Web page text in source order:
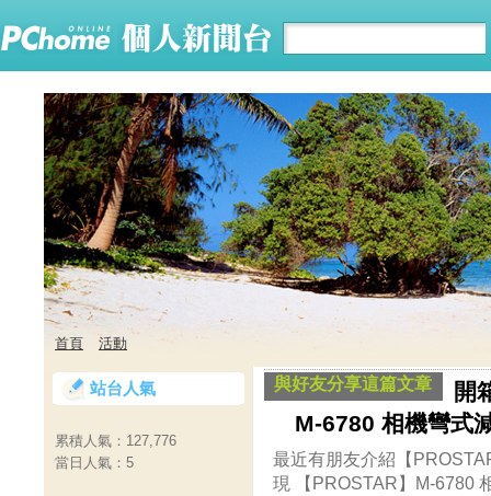
首頁 活動
與好友分享這篇文章
開
M-6780 相機彎式
最近有朋友介紹【
現 【PROSTAR】M-6780
站台人氣
累積人氣： 127,776
當日人氣： 5